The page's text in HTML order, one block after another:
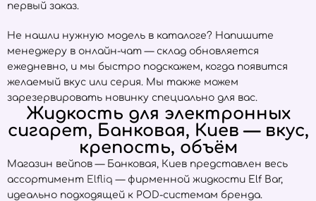
первый заказ.
Не нашли нужную модель в каталоге? Напишите
менеджеру в онлайн-чат — склад обновляется
ежедневно, и мы быстро подскажем, когда появится
желаемый вкус или серия. Мы также можем
зарезервировать новинку специально для вас.
Жидкость для электронных
сигарет, Банковая, Киев — вкус,
крепость, объём
Магазин вейпов — Банковая, Киев представлен весь
ассортимент Elfliq — фирменной жидкости Elf Bar,
идеально подходящей к POD-системам бренда.